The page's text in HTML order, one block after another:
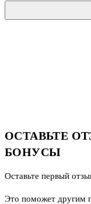
ОСТАВЬТЕ
БОНУСЫ
Оставьте первый
Это поможет другим